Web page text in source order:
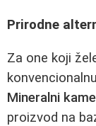
Prirodne
Za one koji
Mineralni
proizvod na